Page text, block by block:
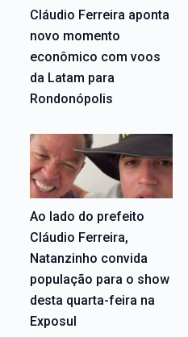
Cláudio Ferreira aponta
novo momento
econômico com voos
da Latam para
Rondonópolis
Ao lado do prefeito
Cláudio Ferreira,
Natanzinho convida
população para o show
desta quarta-feira na
Exposul